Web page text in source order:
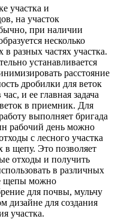
участка и
на участок
при наличии
несколько
разных частях участка.
устанавливается
расстояние
дробилки для веток
и ее главная задача
в приемник. Для
выполняет бригада
рабочий день можно
с лесного участка
в щепу. Это позволяет
отходы и получить
в различных
щепы можно
для почвы, мульчу
дизайне для создания
участка.